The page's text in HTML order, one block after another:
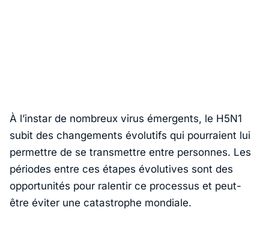
À l’instar de nombreux virus émergents, le H5N1
subit des changements évolutifs qui pourraient lui
permettre de se transmettre entre personnes. Les
périodes entre ces étapes évolutives sont des
opportunités pour ralentir ce processus et peut-
être éviter une catastrophe mondiale.